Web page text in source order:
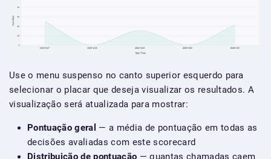
Use o menu suspenso no canto superior esquerdo para
selecionar o placar que deseja visualizar os resultados. A
visualização será atualizada para mostrar:
Pontuação geral — a média de pontuação em todas as
decisões avaliadas com este scorecard
Distribuição de pontuação — quantas chamadas caem